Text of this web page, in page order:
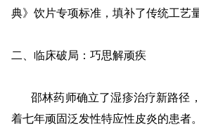
典》饮片专项标准，填补了传统工艺
二、临床破局：巧思解顽疾
邵林药师确立了‌湿疹治疗新路径 ，
着七年顽固泛发性特应性皮炎的患者。